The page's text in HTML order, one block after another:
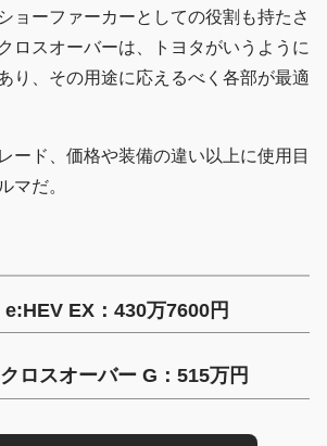
ョーファーカーとしての役割も持たさ
ロスオーバーは、トヨタがいうように
り、その用途に応えるべく各部が最適
ード、価格や装備の違い以上に使用目
マだ。
EX：430万7600円
ロスオーバー G：515万円